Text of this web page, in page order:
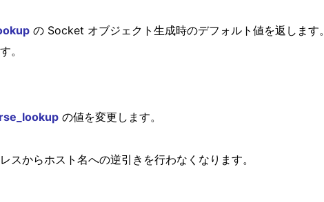
の Socket オブジェクト生成時のデフォルト値を返します。
。
の値を変更します。
スからホスト名への逆引きを行わなくなります。